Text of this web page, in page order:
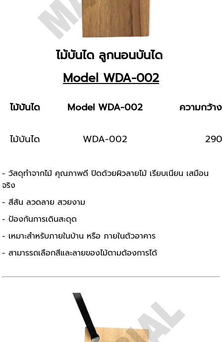
ไม้บันได ลูกนอนบันได
Model WDA-002
ไม้บันได Model WDA-002 ความกว้า
ไม้บันได WDA-002
- วัสดุทำจากไม้ คุณภาพดี ปิดด้วยผิวลายไม้ เรียบเนียน เสมือน
จริง
- สีสัน ลวดลาย สวยงาม
- ป้องกันการเดินสะดุด
- เหมาะสำหรับภายในบ้าน หรือ ภายในตัวอาคาร
- สามารรถเลือกสีและลายของไม้ตามต้องการได้